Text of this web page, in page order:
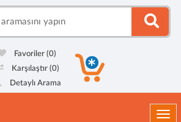
Favoriler(0)
Karşılaştır (0)
Detaylı Arama